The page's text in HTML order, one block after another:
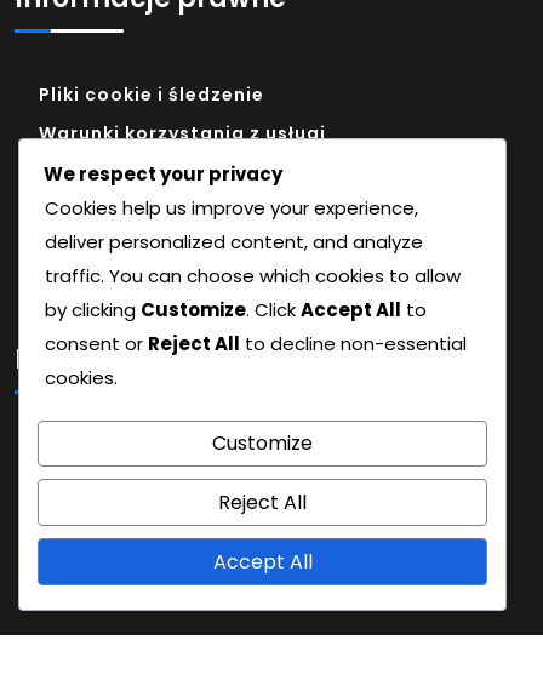
Pliki cookie i śledzenie
Warunki korzystania z usługi
Kim jesteśmy
Polityka prywatności
Skontaktuj się
Kategorie
6-3-1 Strategie Formacji w Piłce Nożnej
Analiza taktyczna formacji piłkarskiej 6-3-1
Role graczy w formacji piłkarskiej 6-3-1
We respect your privacy
Cookies help us improve your experience,
deliver personalized content, and analyze
traffic. You can choose which cookies to allow
by clicking Customize. ClickAccept All to
consent or Reject All to decline non-essential
cookies.
Customize
Reject All
Accept All